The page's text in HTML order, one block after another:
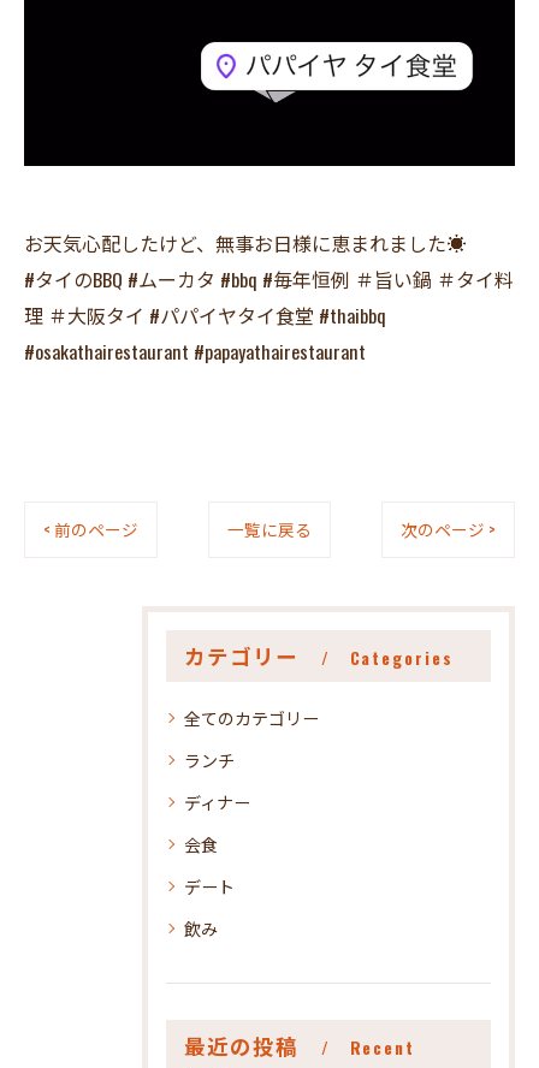
お天気心配したけど、無事お日様に恵まれました☀️
#タイのBBQ #ムーカタ #bbq #毎年恒例 ＃旨い鍋 ＃タイ料
理 ＃大阪タイ #パパイヤタイ食堂 #thaibbq
#osakathairestaurant #papayathairestaurant
< 前のページ 一覧に戻る 次のページ >
カテゴリー Categories
全てのカテゴリー
ランチ
ディナー
会食
デート
飲み
最近の投稿
Recent